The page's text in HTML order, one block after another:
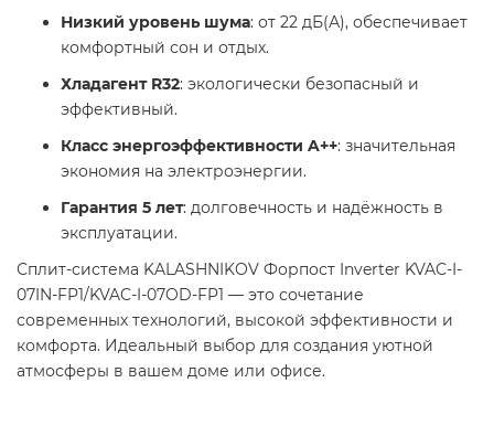
Низкий уровень шума: от 22 дБ(А), обеспечивает
комфортный сон и отдых.​
Хладагент R32: экологически безопасный и
эффективный.​
Класс энергоэффективности A++: значительная
экономия на электроэнергии.​
Гарантия 5 лет: долговечность и надёжность в
эксплуатации.​
Сплит-система KALASHNIKOV Форпост Inverter KVAC-I-
07IN-FP1/KVAC-I-07OD-FP1 — это сочетание
современных технологий, высокой эффективности и
комфорта. Идеальный выбор для создания уютной
атмосферы в вашем доме или офисе.​